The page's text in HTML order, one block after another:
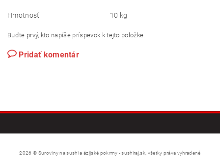
Hmotnosť 10 kg
Buďte prvý, kto napíše príspevok k tejto položke.
Pridať komentár
2026 © Suroviny na sushi a ázijské pokrmy - sushiraj.sk, všetky práva vyhradené